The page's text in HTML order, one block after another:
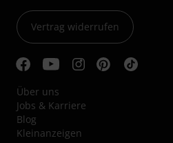
Vertrag widerrufen
Über uns
Jobs & Karriere
Blog
Kleinanzeigen